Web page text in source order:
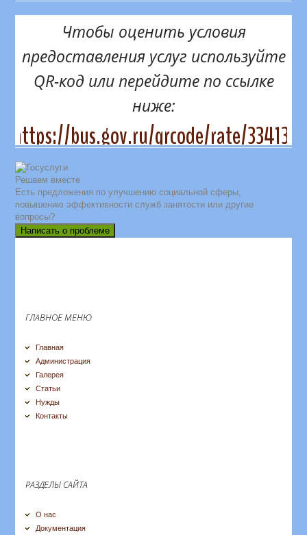
Чтобы оценить условия
предоставления услуг используйте
QR-код или перейдите по ссылке
ниже:
https://bus.gov.ru/qrcode/rate/334131
Решаем вместе
Есть предложения по улучшению социальной сферы,
повышению эффективности служб занятости или другие
вопросы?
Написать о проблеме
ГЛАВНОЕ МЕНЮ
Главная
Администрация
Галерея
Статьи
Нужды
Контакты
РАЗДЕЛЫ САЙТА
О нас
Документация